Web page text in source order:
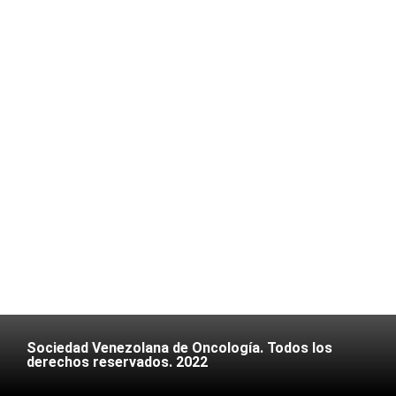
Sociedad Venezolana de Oncología. Todos los
derechos reservados. 2022